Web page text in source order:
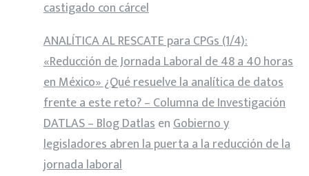
castigado con cárcel
ANALÍTICA AL RESCATE para CPGs (1/4):
«Reducción de Jornada Laboral de 48 a 40 horas
en México» ¿Qué resuelve la analítica de datos
frente a este reto? – Columna de Investigación
DATLAS – Blog DatlasenGobierno y
legisladores abren la puerta a la reducción de la
jornada laboral